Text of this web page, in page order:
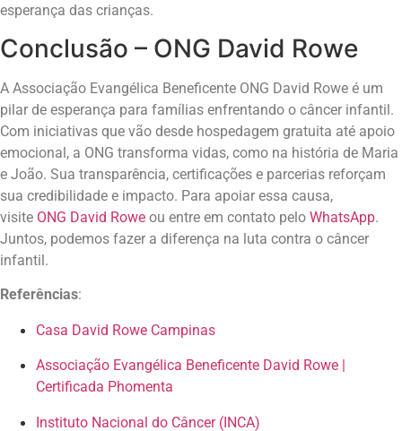
esperança das crianças.
Conclusão – ONG David Rowe
A Associação Evangélica Beneficente ONG David Rowe é um
pilar de esperança para famílias enfrentando o câncer infantil.
Com iniciativas que vão desde hospedagem gratuita até apoio
emocional, a ONG transforma vidas, como na história de Maria
e João. Sua transparência, certificações e parcerias reforçam
sua credibilidade e impacto. Para apoiar essa causa,
visite ONG David Rowe ou entre em contato pelo WhatsApp.
Juntos, podemos fazer a diferença na luta contra o câncer
infantil.
Referências:
Casa David Rowe Campinas
Associação Evangélica Beneficente David Rowe |
Certificada Phomenta
Instituto Nacional do Câncer (INCA)